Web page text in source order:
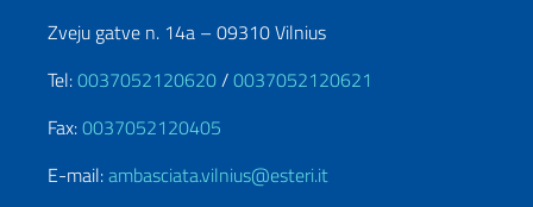
Zveju gatve n. 14a – 09310 Vilnius
Tel:0037052120620/0037052120621
Fax:0037052120405
E-mail:ambasciata.vilnius@esteri.it